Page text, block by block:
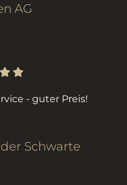
AG
- guter Preis!
Schwarte